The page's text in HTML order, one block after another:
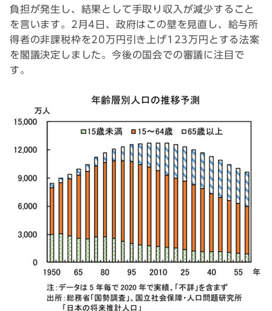
負担が発生し、結果として手取り収入が減少すること
を言います。2月4日、政府はこの壁を見直し、給与所
得者の非課税枠を20万円引き上げ123万円とする法案
を閣議決定しました。今後の国会での審議に注目で
す。